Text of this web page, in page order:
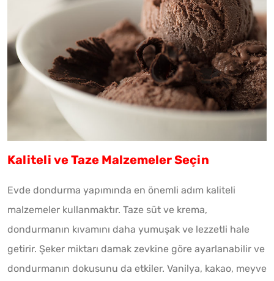
Kaliteli ve Taze Malzemeler Seçin
Evde dondurma yapımında en önemli adım kaliteli
malzemeler kullanmaktır. Taze süt ve krema,
dondurmanın kıvamını daha yumuşak ve lezzetli hale
getirir. Şeker miktarı damak zevkine göre ayarlanabilir ve
dondurmanın dokusunu da etkiler. Vanilya, kakao, meyve